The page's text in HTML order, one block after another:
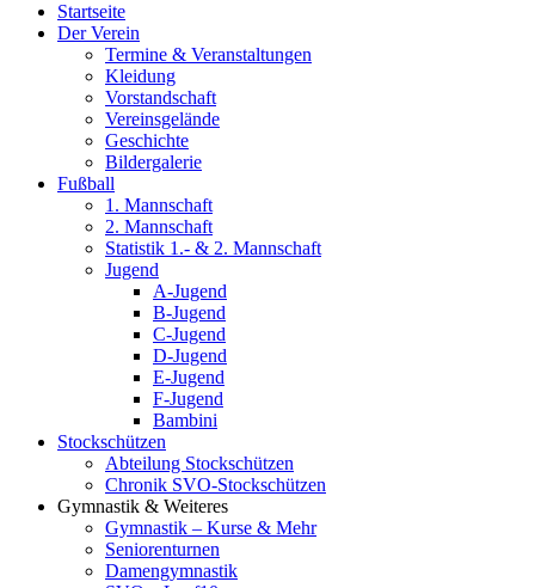
Startseite
Der Verein
Termine & Veranstaltungen
Kleidung
Vorstandschaft
Vereinsgelände
Geschichte
Bildergalerie
Fußball
1. Mannschaft
2. Mannschaft
Statistik 1.- & 2. Mannschaft
Jugend
A-Jugend
B-Jugend
C-Jugend
D-Jugend
E-Jugend
F-Jugend
Bambini
Stockschützen
Abteilung Stockschützen
Chronik SVO-Stockschützen
Gymnastik & Weiteres
Gymnastik – Kurse & Mehr
Seniorenturnen
Damengymnastik